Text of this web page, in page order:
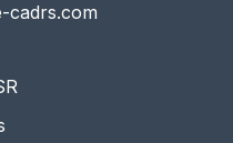
cadrs.com